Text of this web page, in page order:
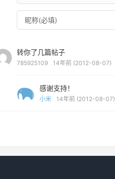
转你了几篇帖子
785925109 14年前 (2012-08-07)
感谢支持！
小米 14年前 (2012-08-07)